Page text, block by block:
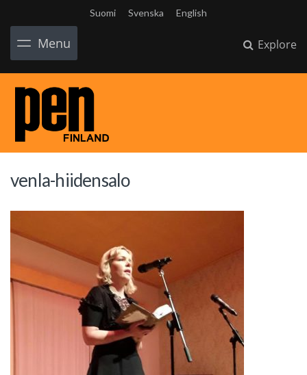
Suomi Svenska English
Menu Explore
venla-hiidensalo